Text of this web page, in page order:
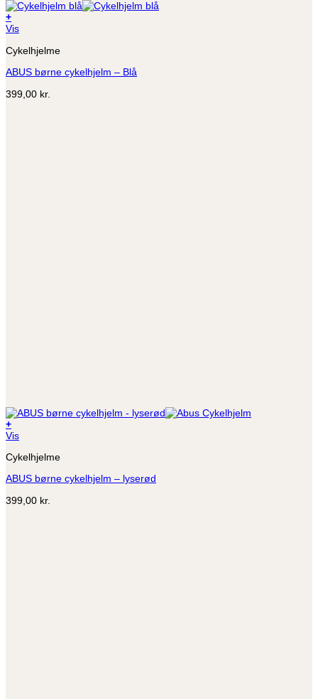
+
Dette
har
varianter.
kan
Vis
Cykelhjelme
ABUS børne cykelhjelm – Blå
399,00 kr.
+
Dette
har
varianter.
kan
Vis
Cykelhjelme
ABUS børne cykelhjelm – lyserød
399,00 kr.